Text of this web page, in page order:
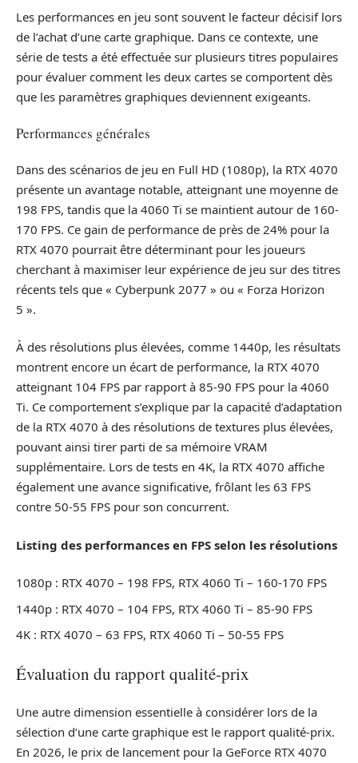
Les performances en jeu sont souvent le facteur décisif lors
de l’achat d’une carte graphique. Dans ce contexte, une
série de tests a été effectuée sur plusieurs titres populaires
pour évaluer comment les deux cartes se comportent dès
que les paramètres graphiques deviennent exigeants.
Performances générales
Dans des scénarios de jeu en Full HD (1080p), la RTX 4070
présente un avantage notable, atteignant une moyenne de
198 FPS, tandis que la 4060 Ti se maintient autour de 160-
170 FPS. Ce gain de performance de près de 24% pour la
RTX 4070 pourrait être déterminant pour les joueurs
cherchant à maximiser leur expérience de jeu sur des titres
récents tels que « Cyberpunk 2077 » ou « Forza Horizon
5 ».
À des résolutions plus élevées, comme 1440p, les résultats
montrent encore un écart de performance, la RTX 4070
atteignant 104 FPS par rapport à 85-90 FPS pour la 4060
Ti. Ce comportement s’explique par la capacité d’adaptation
de la RTX 4070 à des résolutions de textures plus élevées,
pouvant ainsi tirer parti de sa mémoire VRAM
supplémentaire. Lors de tests en 4K, la RTX 4070 affiche
également une avance significative, frôlant les 63 FPS
contre 50-55 FPS pour son concurrent.
Listing des performances en FPS selon les résolutions
1080p : RTX 4070 – 198 FPS, RTX 4060 Ti – 160-170 FPS
1440p : RTX 4070 – 104 FPS, RTX 4060 Ti – 85-90 FPS
4K : RTX 4070 – 63 FPS, RTX 4060 Ti – 50-55 FPS
Évaluation du rapport qualité-prix
Une autre dimension essentielle à considérer lors de la
sélection d’une carte graphique est le rapport qualité-prix.
En 2026, le prix de lancement pour la GeForce RTX 4070